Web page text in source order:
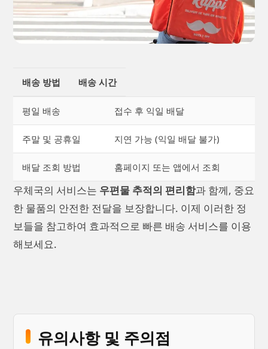
배송 방법 배송 시간
평일 배송 접수 후 익일 배달
주말 및 공휴일 지연 가능 (익일 배달 불가)
배달 조회 방법 홈페이지 또는 앱에서 조회
우체국의 서비스는 우편물 추적의 편리함과 함께, 중요
한 물품의 안전한 전달을 보장합니다. 이제 이러한 정
보들을 참고하여 효과적으로 빠른 배송 서비스를 이용
해보세요.
유의사항 및 주의점